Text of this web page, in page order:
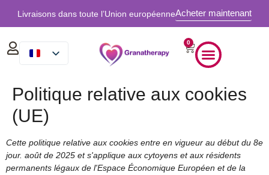
Livraisons dans toute l’Union européenneAcheter maintenant
0
Politique relative aux cookies
(UE)
Cette politique relative aux cookies entre en vigueur au début du 8e
jour. août de 2025 et s'applique aux cytoyens et aux résidents
permanents légaux de l'Espace Économique Européen et de la